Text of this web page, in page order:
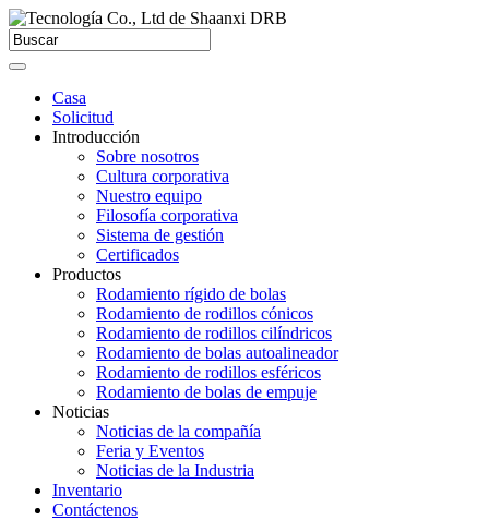
Casa
Solicitud
Introducción
Sobre nosotros
Cultura corporativa
Nuestro equipo
Filosofía corporativa
Sistema de gestión
Certificados
Productos
Rodamiento rígido de bolas
Rodamiento de rodillos cónicos
Rodamiento de rodillos cilíndricos
Rodamiento de bolas autoalineador
Rodamiento de rodillos esféricos
Rodamiento de bolas de empuje
Noticias
Noticias de la compañía
Feria y Eventos
Noticias de la Industria
Inventario
Contáctenos